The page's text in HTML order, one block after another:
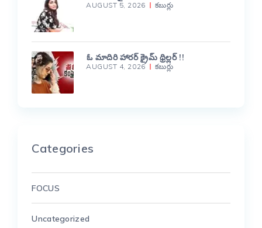
AUGUST 5, 2026 కబుర్లు
ఓ మాదిరి హారర్ క్రైమ్ థ్రిల్లర్ !!
AUGUST 4, 2026 కబుర్లు
Categories
FOCUS
Uncategorized